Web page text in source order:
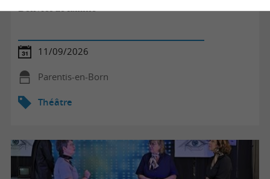
Délivrés de famille
11/09/2026
Parentis-en-Born
Théâtre